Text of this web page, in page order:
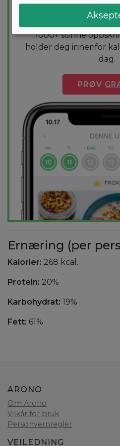
den mest effektive
diettplan er
1000+ sunne
holder deg innenfor
dag.
PRØV
Ernæring (per
Kalorier: 268 kcal.
Protein: 20%
Karbohydrat: 19%
Fett: 61%
ARONO
Om Arono
Vilkår for bruk
Personvernregler
VEILEDNING